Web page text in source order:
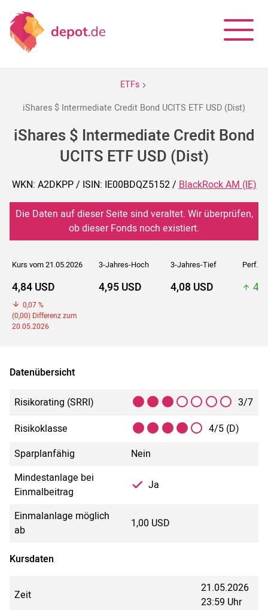
ETFs
iShares $ Intermediate Credit Bond UCITS ETF USD (Dist)
iShares $ Intermediate Credit Bond
UCITS ETF USD (Dist)
WKN: A2DKPP / ISIN: IE00BDQZ5152 /BlackRock AM (IE)
Die Daten auf dieser Seite sind veraltet. Wir überprüfen,
ob dieser Fonds noch existiert.
Kurs vom 21.05.2026 3-Jahres-Hoch 3-Jahres-Tief Perf. 5J
4,84 USD
0,07 %
(0,00) Differenz zum
20.05.2026
4,95 USD 4,08 USD
Datenübersicht
Risikorating (SRRI)
3/7
Risikoklasse
4/5 (D)
Sparplanfähig
Nein
Mindestanlage bei
Einmalbeitrag
Ja
Einmalanlage möglich
ab
1,00 USD
Kursdaten
Zeit
21.05.2026
23:59 Uhr